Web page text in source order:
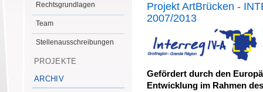
Rechtsgrundlagen
Team
Stellenausschreibungen
PROJEKTE
ARCHIV
Projekt ArtBrücken -
2007/2013
Gefördert durch den
Entwicklung im Rahmen